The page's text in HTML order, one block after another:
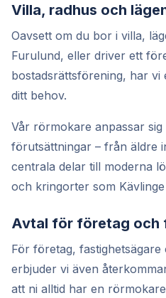
Villa, radhus och
Oavsett om du bor i villa,
Furulund, eller driver ett
bostadsrättsförening, har
ditt behov.
Vår rörmokare anpassar
förutsättningar – från äldre
centrala delar till moderna
och kringorter som
Avtal för företag och
För företag,
erbjuder vi även
att ni alltid har en